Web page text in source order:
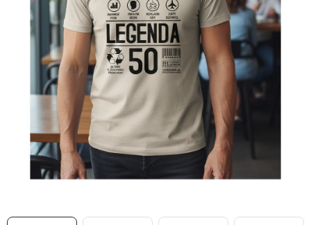
MÁM SRDCE POMÁHÁM
VÁNOCE
PROVIZNÍ SYSTÉM
O nás Časté otázky
Doprava a platba
Obchodní podmínky
Zásady zpracování ochrany osobních údajů
Napište nám